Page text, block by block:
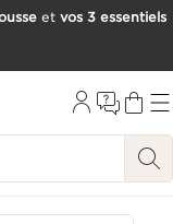
et vos 3 essentiels